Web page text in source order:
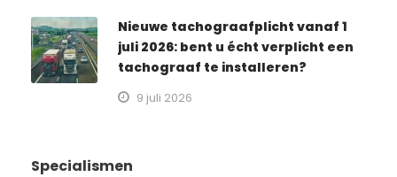
Nieuwe tachograafplicht vanaf 1
juli 2026: bent u écht verplicht een
tachograaf te installeren?
9 juli 2026
Specialismen